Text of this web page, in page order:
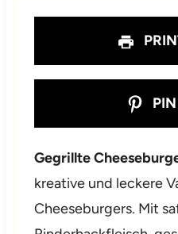
s
Gegrillte
kreative und leckere
Cheeseburgers. Mit